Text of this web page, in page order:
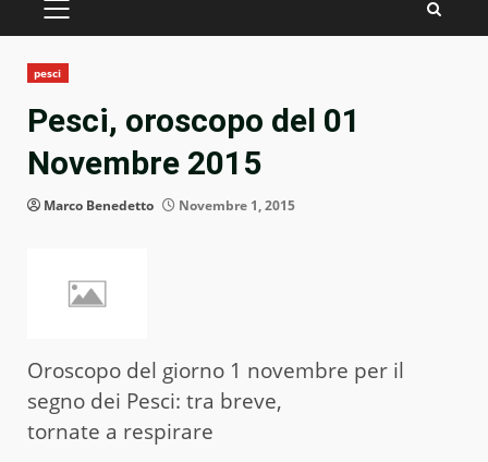
PRIMARY
pesci
Pesci, oroscopo del 01
Novembre 2015
Marco Benedetto Novembre 1, 2015
Oroscopo del giorno 1 novembre per il
segno dei Pesci: tra breve,
tornate a respirare